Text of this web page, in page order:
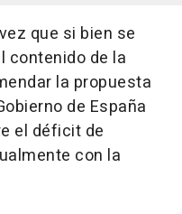
que si bien se
contenido de la
la propuesta
de España
el déficit de
con la